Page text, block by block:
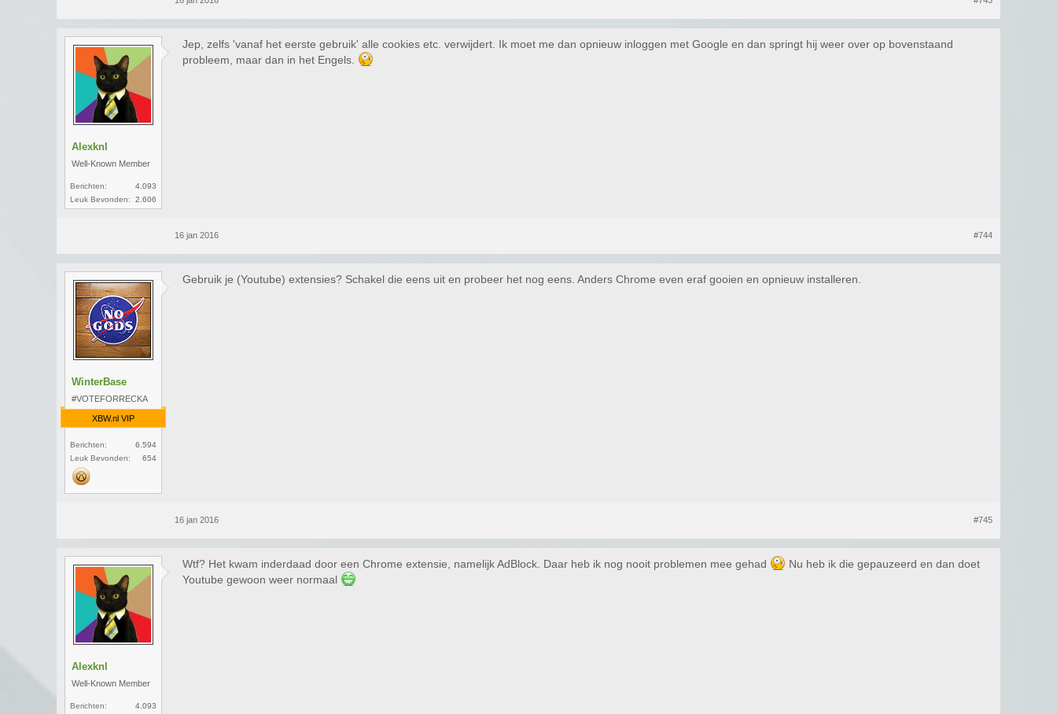
Alexknl
Well-Known Member
Berichten:
4.093
Leuk Bevonden:
2.606
Jep, zelfs 'vanaf het eerste gebruik' alle cookies etc. verwijdert. Ik moet me dan opnieuw inloggen met Google en dan springt hij weer over op bovenstaand
probleem, maar dan in het Engels.
16 jan 2016 #744
WinterBase
#VOTEFORRECKA
XBW.nl VIP
Berichten:
6.594
Leuk Bevonden:
654
Gebruik je (Youtube) extensies? Schakel die eens uit en probeer het nog eens. Anders Chrome even eraf gooien en opnieuw installeren.
16 jan 2016 #745
Alexknl
Well-Known Member
Berichten:
4.093
Wtf? Het kwam inderdaad door een Chrome extensie, namelijk AdBlock. Daar heb ik nog nooit problemen mee gehad
Nu heb ik die gepauzeerd en dan doet
Youtube gewoon weer normaal